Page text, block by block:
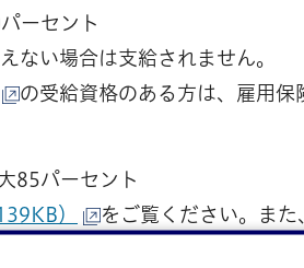
ーセント
ない場合は支給されません。
の受給資格のある方は、雇用保
85パーセント
）
をご覧ください。ま
の受給資格のある方は、雇用